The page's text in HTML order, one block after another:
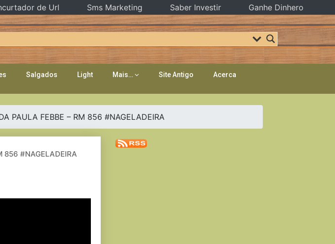
Salgados Light Mais… Site Antigo Acerca
PAULA FEBBE – RM 856 #NAGELADEIRA
856 #NAGELADEIRA
de Url Sms Marketing Saber Investir Ganhe Dinhero